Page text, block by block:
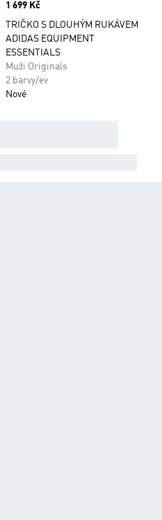
Price
1 699 Kč
TRIČKO S DLOUHÝM RUKÁVEM
ADIDAS EQUIPMENT
ESSENTIALS
Muži Originals
2 barvy/ev
Nové